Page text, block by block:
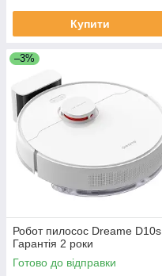
Купити
–3%
Робот пилосос Dreame D10s ,
Гарантія 2 роки
Готово до відправки